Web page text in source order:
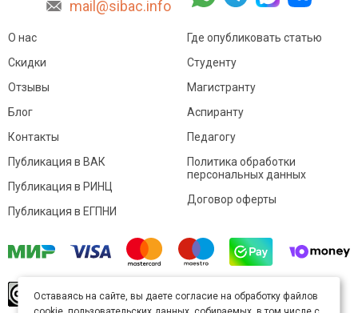
mail@sibac.info
О нас
Скидки
Отзывы
Блог
Контакты
Где опубликовать статью
Студенту
Магистранту
Аспиранту
Педагогу
Публикация в ВАК
Публикация в РИНЦ
Публикация в ЕГПНИ
Политика обработки
персональных данных
Договор оферты
произведение доступно полицензии Creative
Оставаясь на сайте, вы даете согласие на обработку файлов